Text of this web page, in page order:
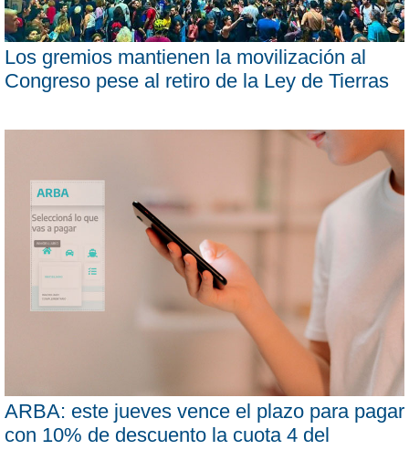
Los gremios mantienen la movilización al
Congreso pese al retiro de la Ley de Tierras
ARBA: este jueves vence el plazo para pagar
con 10% de descuento la cuota 4 del